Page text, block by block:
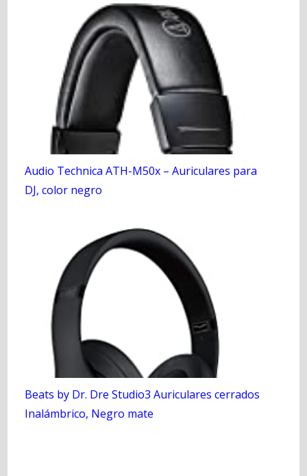
Audio Technica ATH-M50x – Auriculares para
DJ, color negro
Beats by Dr. Dre Studio3 Auriculares cerrados
Inalámbrico, Negro mate